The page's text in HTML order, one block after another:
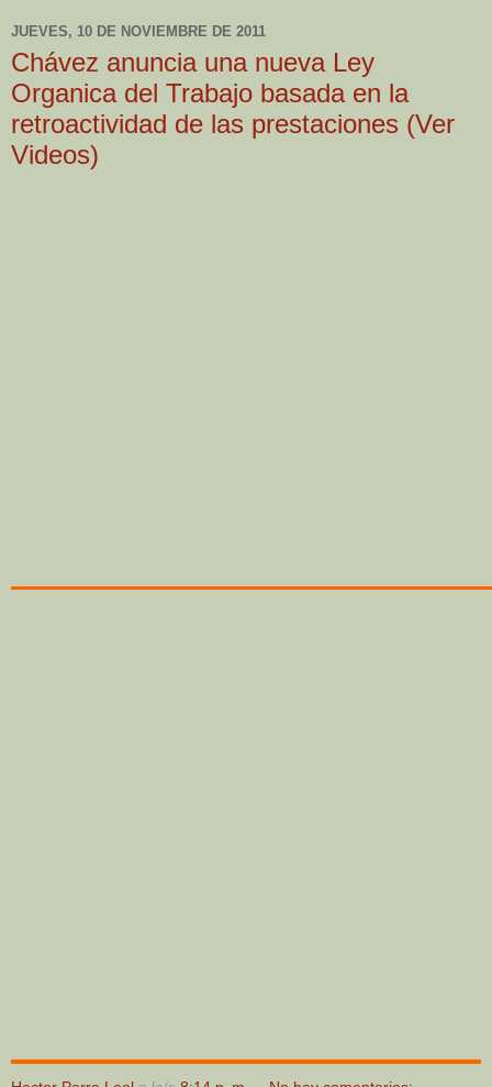
JUEVES, 10 DE NOVIEMBRE DE 2011
Chávez anuncia una nueva Ley
Organica del Trabajo basada en la
retroactividad de las prestaciones (Ver
Videos)